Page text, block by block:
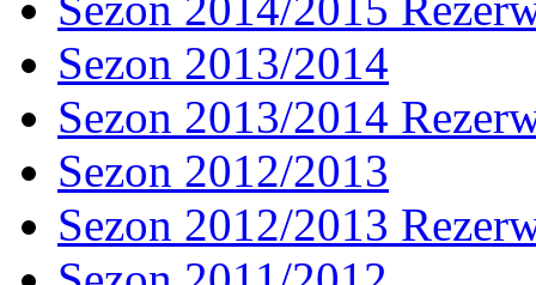
Sezon 2013/2014
Sezon 2013/2014
Sezon 2012/2013
Sezon 2012/2013